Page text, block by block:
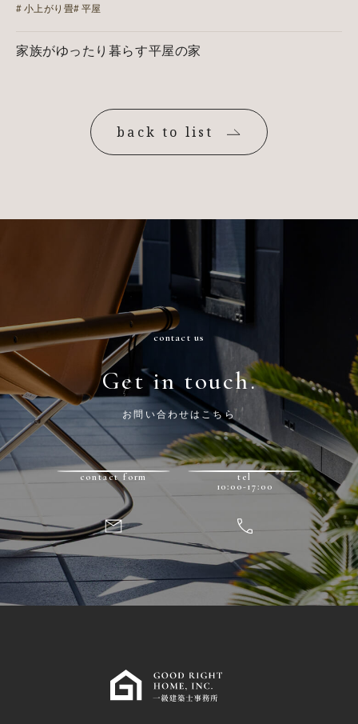
家族がゆったり暮らす平屋の家
小上がり畳 平屋
back to list
contact us
Get in touch.
お問い合わせはこちら
contact form
tel
10:00-17:00